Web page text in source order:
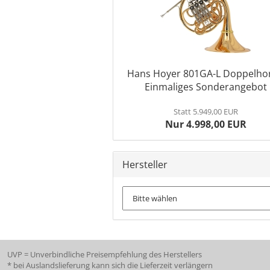
Hans Hoyer 801GA-L
Einmaliges Sonderangebot
Statt 5.949,00 EUR
Nur 4.998,00 EUR
Hersteller
UVP = Unverbindliche Preisempfehlung des Herstellers
* bei Auslandslieferung kann sich die Lieferzeit verlängern